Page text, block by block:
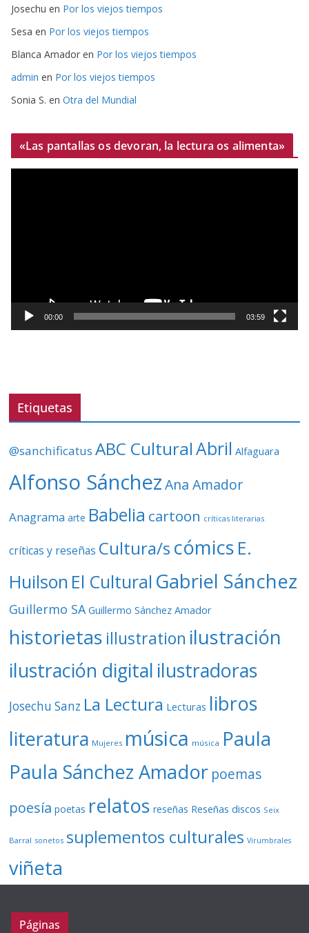
Josechu en Por los viejos tiempos
Sesa en Por los viejos tiempos
Blanca Amador en Por los viejos tiempos
admin en Por los viejos tiempos
Sonia S. en Otra del Mundial
«Las pantallas os devoran, la lectura os alimenta»
o
í
e
00:00 03:59
Etiquetas
@sanchificatus ABC CulturalAbril Alfaguara
Alfonso Sánchez Ana Amador
Anagrama arte Babelia cartoon críticas literarias
críticas y reseñas Cultura/s cómics E.
Huilson El Cultural Gabriel Sánchez
Guillermo SA Guillermo Sánchez Amador
historietas illustration ilustración
ilustración digital ilustradoras
Josechu Sanz La Lectura Lecturas libros
literatura Mujeres música música Paula
Paula Sánchez Amador poemas
poesía poetas relatos reseñas Reseñas discos Seix
Barral sonetos suplementos culturales Virumbrales
viñeta
Páginas